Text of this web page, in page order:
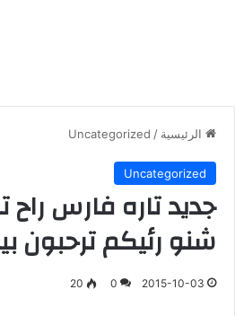
الرئيسية /
Uncategorized
Uncategorized
جديد تاره فارس راح
شنو رئيكم ترحبون
2015-10-03
0
20